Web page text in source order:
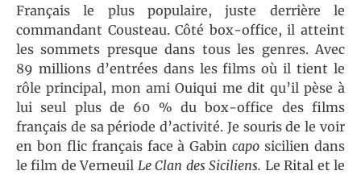
Français le plus populaire, juste derrière le
commandant Cousteau. Côté box-office, il atteint
les sommets presque dans tous les genres. Avec
89 millions d’entrées dans les films où il tient le
rôle principal, mon ami Ouiqui me dit qu’il pèse à
lui seul plus de 60 % du box-office des films
français de sa période d’activité. Je souris de le voir
en bon flic français face à Gabincaposicilien dans
le film de Verneuil Le Clan des Siciliens. Le Rital et le